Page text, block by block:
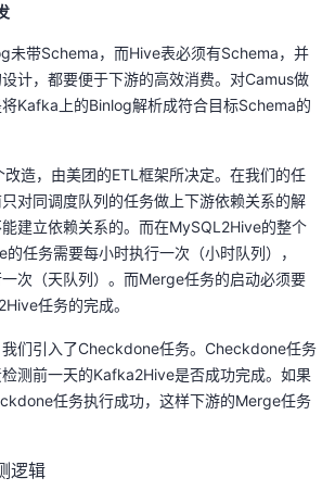
未带Schema，而Hive表必须有Schema，并
计，都要便于下游的高效消费。对Camus做
Kafka上的Binlog解析成符合目标Schema的
造，由美团的ETL框架所决定。在我们的任
对同调度队列的任务做上下游依赖关系的解
建立依赖关系的。而在MySQL2Hive的整个
任务需要每小时执行一次（小时队列），
次（天队列）。而Merge任务的启动必须要
任务的完成。
们引入了Checkdone任务。Checkdone任务
测前一天的Kafka2Hive是否成功完成。如果
任务执行成功，这样下游的Merge任务
逻辑